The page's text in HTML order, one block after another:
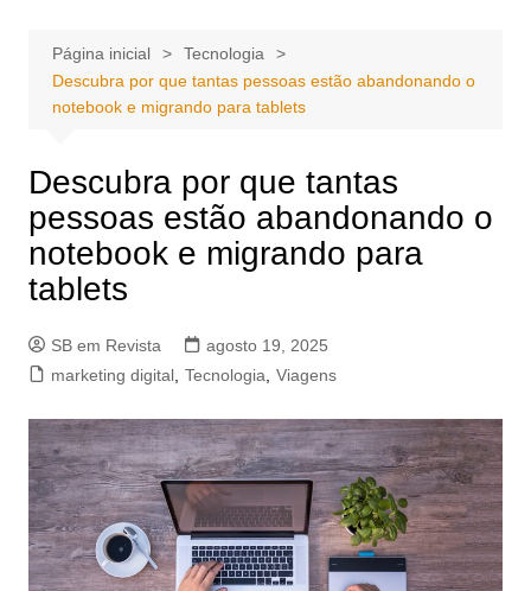
Página inicial
Tecnologia
Descubra por que tantas pessoas estão abandonando o
notebook e migrando para tablets
Descubra por que tantas
pessoas estão abandonando o
notebook e migrando para
tablets
SB em Revista
agosto 19, 2025
marketing digital, Tecnologia Viagens